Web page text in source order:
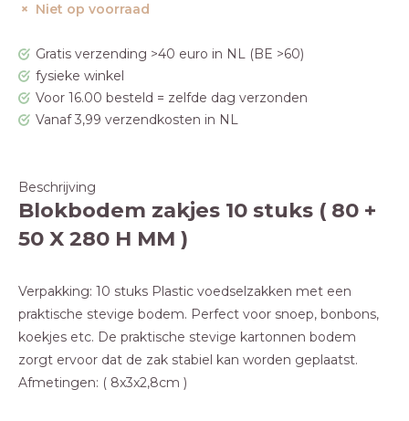
Niet op voorraad
Gratis verzending >40 euro in NL (BE >60)
fysieke winkel
Voor 16.00 besteld = zelfde dag verzonden
Vanaf 3,99 verzendkosten in NL
Beschrijving
Blokbodem zakjes 10 stuks ( 80 +
50 X 280 H MM )
Verpakking: 10 stuks Plastic voedselzakken met een
praktische stevige bodem. Perfect voor snoep, bonbons,
koekjes etc. De praktische stevige kartonnen bodem
zorgt ervoor dat de zak stabiel kan worden geplaatst.
Afmetingen: ( 8x3x2,8cm )